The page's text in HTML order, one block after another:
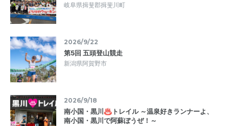
岐阜県揖斐郡揖斐川町
2026/9/22
第5回 五頭登山競走
新潟県阿賀野市
2026/9/18
南小国・黒川♨トレイル ～温泉好きランナーよ、
南小国・黒川で阿蘇ぼうぜ！～